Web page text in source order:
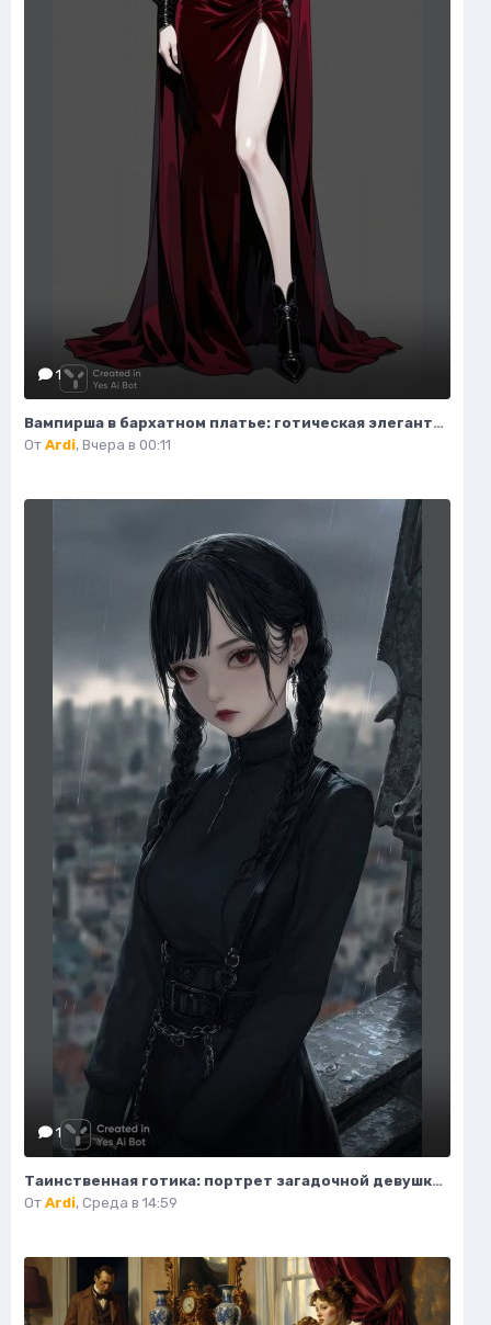
1
Вампирша в бархатном платье: готическая элегантность и таинственная красота ночи. Изображение из нейросети Flux Ai
От Ardi, Вчера в 00:11
1
Таинственная готика: портрет загадочной девушки на крыше. Изображение из нейросети Midjourney
От Ardi, Среда в 14:59